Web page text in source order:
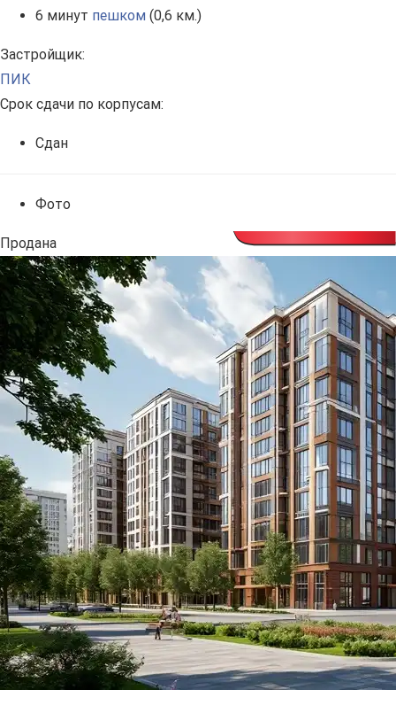
6 минут пешком (0,6 км.)
Застройщик:
ПИК
Срок сдачи по корпусам:
Сдан
Фото
Продана